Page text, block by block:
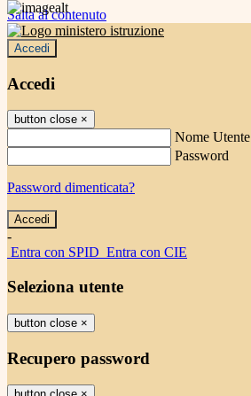
Salta al contenuto
Accedi
Accedi
button close ×
Nome Utente
Password
Password dimenticata?
-
Entra con SPID Entra con CIE
Seleziona utente
button close ×
Recupero password